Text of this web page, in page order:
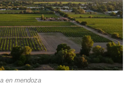
en mendoza